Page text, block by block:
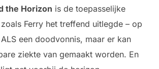
the Horizon is de toepasselijke
Ferry het treffend uitlegde – op
een doodvonnis, maar er kan
ziekte van gemaakt worden. En